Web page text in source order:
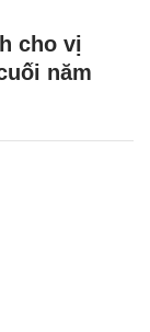
cho vị
năm